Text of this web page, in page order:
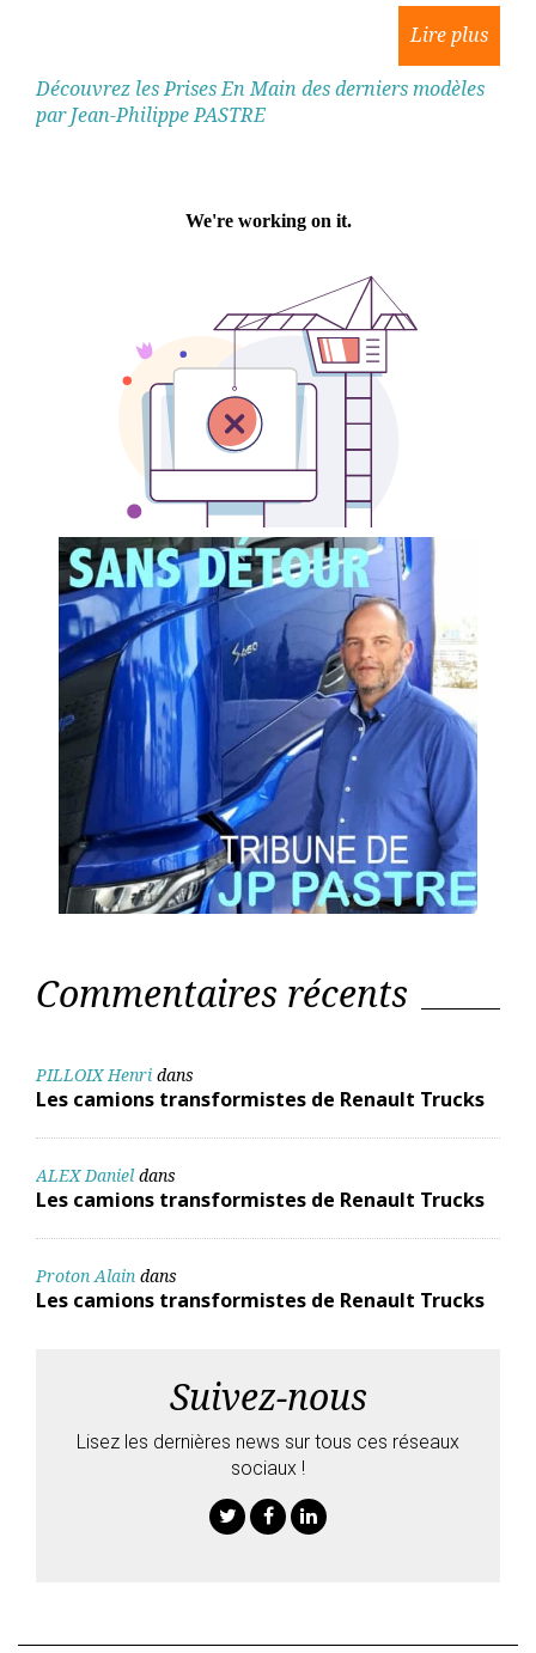
Découvrez les Prises En Main des derniers modèles
par Jean-Philippe PASTRE
Commentaires récents
PILLOIX Henri dans
Les camions transformistes de Renault Trucks
ALEX Daniel dans
Les camions transformistes de Renault Trucks
Proton Alain dans
Les camions transformistes de Renault Trucks
Suivez-nous
Lisez les dernières news sur tous ces réseaux
sociaux !